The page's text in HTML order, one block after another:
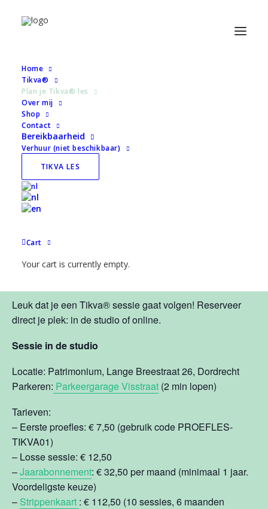
Home
Tikva®
Plan je Tikva® les
Over mij
Shop
Contact
Bereikbaarheid
Verhuur (niet beschikbaar)
TIKVA LES
Cart
Your cart is currently empty.
« All Evenementen
This evenement has passed.
Tikva 1 juni
(online/studio)
Leuk dat je een Tikva® sessie gaat volgen! Reserveer
direct je plek: in de studio of online.
Sessie in de studio
Locatie: Patrimonium, Lange Breestraat 26, Dordrecht
Parkeren: Parkeergarage Visstraat (2 min lopen)
Tarieven:
– Eerste proefles: € 7,50 (gebruik code PROEFLES-
TIKVA01)
– Losse sessie: € 12,50
–Jaarabonnement: € 32,50 per maand (minimaal 1 jaar.
Voordeligste keuze)
– Strippenkaart : € 112,50 (10 sessies, 6 maanden